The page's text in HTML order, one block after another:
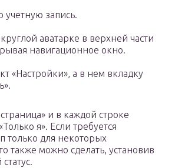
учетную запись.
аватарке в верхней части
навигационное окно.
«Настройки», а в нем вкладку
и в каждой строке
я». Если требуется
только для некоторых
также можно сделать, установив